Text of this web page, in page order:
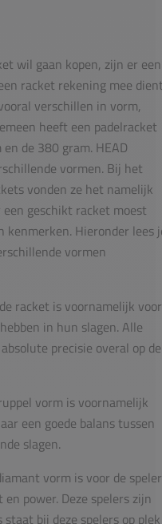
wil gaan kopen, zijn er een
racket rekening mee
verschillen in vorm,
heeft een padelracket
de 380 gram. HEAD
vormen. Bij het
vonden ze het namelijk
geschikt racket moest
kenmerken. Hieronder lees
vormen
racket is voornamelijk voor
in hun slagen. Alle
precisie overal op de
vorm is voornamelijk
een goede balans tussen
slagen.
vorm is voor de
power. Deze spelers zijn
bij deze spelers op plek